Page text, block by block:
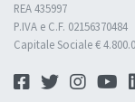
REA 435997
P.IVA e C.F. 02156370484
Capitale Sociale €